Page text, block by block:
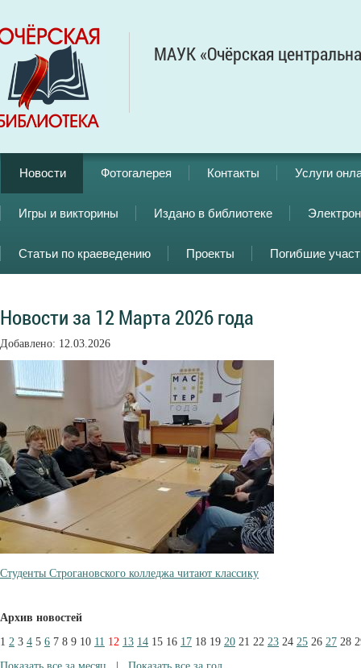
МАУК «Очёрская
Новости Фотогалерея Контакты Услуги
Игры и викторины Издано в библиотеке
Статьи по краеведению Проекты Погибшие
Новости за 12 Марта 2026 года
Добавлено: 12.03.2026
Студенты Строгановского колледжа читают классику
Архив новостей
1 2 3 4 5 6 7 8 9 10 11 12 13 14 15 16 17 18 19 20 21 22 23 24 25 26 27 28